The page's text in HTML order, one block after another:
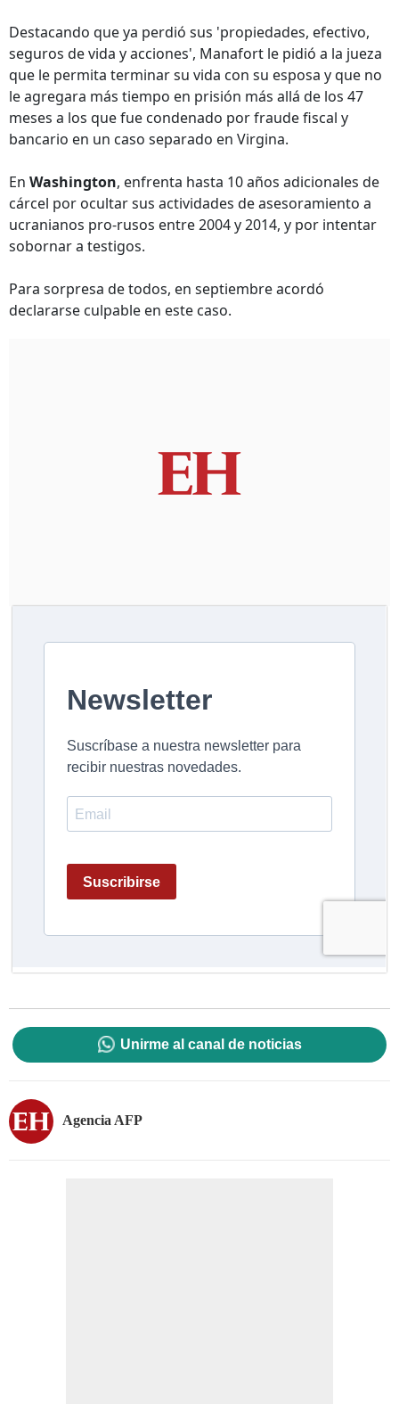
Destacando que ya perdió sus 'propiedades, efectivo,
seguros de vida y acciones', Manafort le pidió a la jueza
que le permita terminar su vida con su esposa y que no
le agregara más tiempo en prisión más allá de los 47
meses a los que fue condenado por fraude fiscal y
bancario en un caso separado en Virgina.
En Washington, enfrenta hasta 10 años adicionales de
cárcel por ocultar sus actividades de asesoramiento a
ucranianos pro-rusos entre 2004 y 2014, y por intentar
sobornar a testigos.
Para sorpresa de todos, en septiembre acordó
declararse culpable en este caso.
Unirme al canal de noticias
Agencia AFP